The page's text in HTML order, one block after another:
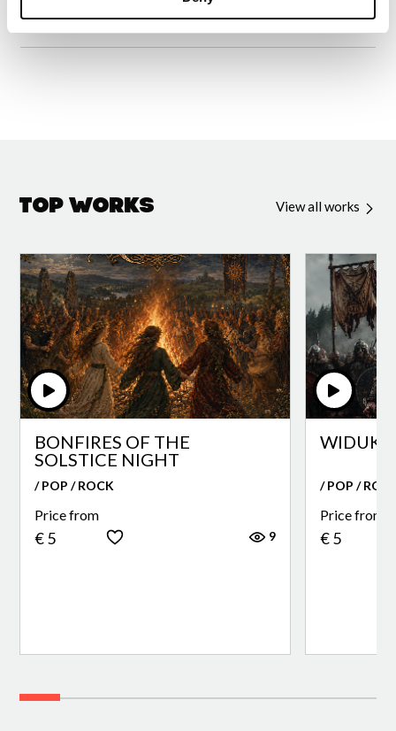
Top Works View all works
BONFIRES OF THE
SOLSTICE NIGHT
/ POP / ROCK
Price from
€ 5 9
/ POP /
Price from
€ 5